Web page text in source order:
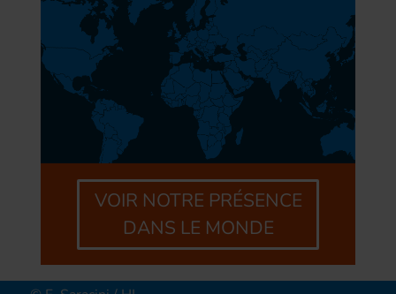
VOIR NOTRE PRÉSENCE
DANS LE MONDE